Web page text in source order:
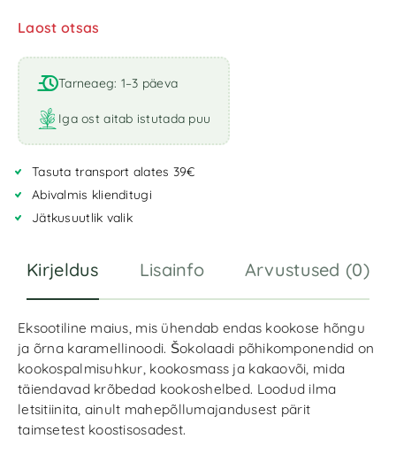
Laost otsas
Tarneaeg: 1–3 päeva
Iga ost aitab istutada puu
Tasuta transport alates 39€
Abivalmis klienditugi
Jätkusuutlik valik
Kirjeldus Lisainfo Arvustused (0)
Eksootiline maius, mis ühendab endas kookose hõngu
ja õrna karamellinoodi. Šokolaadi põhikomponendid on
kookospalmisuhkur, kookosmass ja kakaovõi, mida
täiendavad krõbedad kookoshelbed. Loodud ilma
letsitiinita, ainult mahepõllumajandusest pärit
taimsetest koostisosadest.